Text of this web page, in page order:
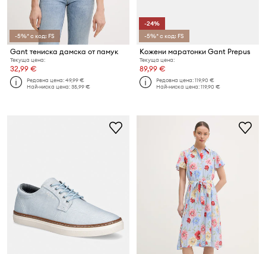
-5%* с код: FS
Gant тениска дамска от памук
Текуща цена:
32,99 €
Редовна цена:49,99 €
Най-ниска цена:35,99 €
-24%
-5%* с код: FS
Кожени маратонки Gant Prepus
Текуща цена:
89,99 €
Редовна цена:119,90 €
Най-ниска цена:119,90 €